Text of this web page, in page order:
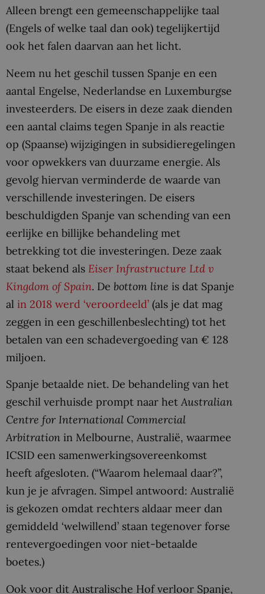
Alleen brengt een gemeenschappelijke taal
(Engels of welke taal dan ook) tegelijkertijd
ook het falen daarvan aan het licht.
Neem nu het geschil tussen Spanje en een
aantal Engelse, Nederlandse en Luxemburgse
investeerders. De eisers in deze zaak dienden
een aantal claims tegen Spanje in als reactie
op (Spaanse) wijzigingen in subsidieregelingen
voor opwekkers van duurzame energie. Als
gevolg hiervan verminderde de waarde van
verschillende investeringen. De eisers
beschuldigden Spanje van schending van een
eerlijke en billijke behandeling met
betrekking tot die investeringen. Deze zaak
staat bekend als Eiser Infrastructure Ltd v
Kingdom of Spain. De bottom line is dat Spanje
al in 2018 werd ‘veroordeeld’ (als je dat mag
zeggen in een geschillenbeslechting) tot het
betalen van een schadevergoeding van € 128
miljoen.
Spanje betaalde niet. De behandeling van het
geschil verhuisde prompt naar het Australian
Centre for International Commercial
Arbitration in Melbourne, Australië, waarmee
ICSID een samenwerkingsovereenkomst
heeft afgesloten. (“Waarom helemaal daar?”,
kun je je afvragen. Simpel antwoord: Australië
is gekozen omdat rechters aldaar meer dan
gemiddeld ‘welwillend’ staan tegenover forse
rentevergoedingen voor niet-betaalde
boetes.)
Ook voor dit Australische Hof verloor Spanje,